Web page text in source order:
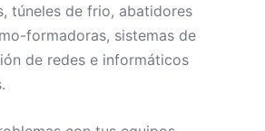
túneles de frio, abatidores
formadoras, sistemas de
de redes e informáticos